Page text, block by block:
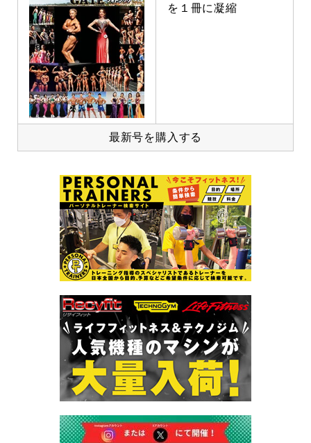
を１冊に凝縮
最新号を購入する